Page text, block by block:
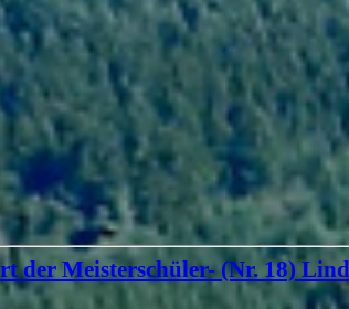
der Meisterschüler- (Nr. 18)